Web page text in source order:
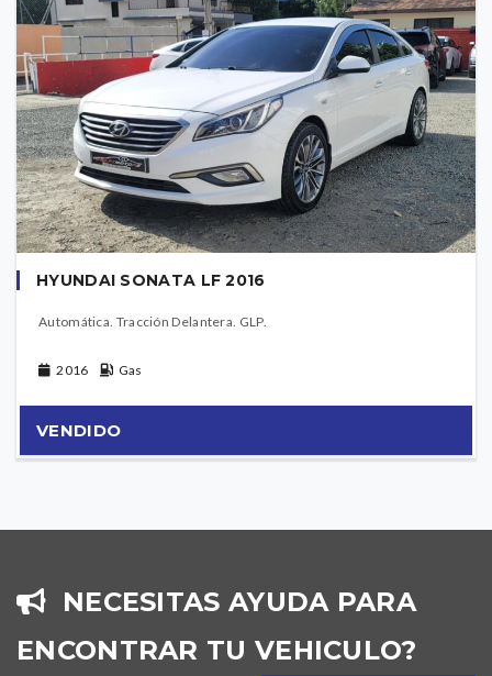
HYUNDAI SONATA LF 2016
Automática. Tracción Delantera. GLP.
2016 Gas
VENDIDO
NECESITAS AYUDA PARA
ENCONTRAR TU VEHICULO?